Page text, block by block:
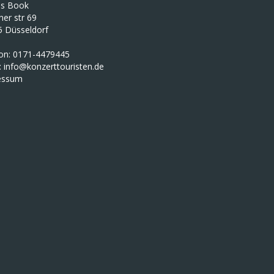
Book
str 69
Düsseldorf
0171-4479445
info@konzerttouristen.de